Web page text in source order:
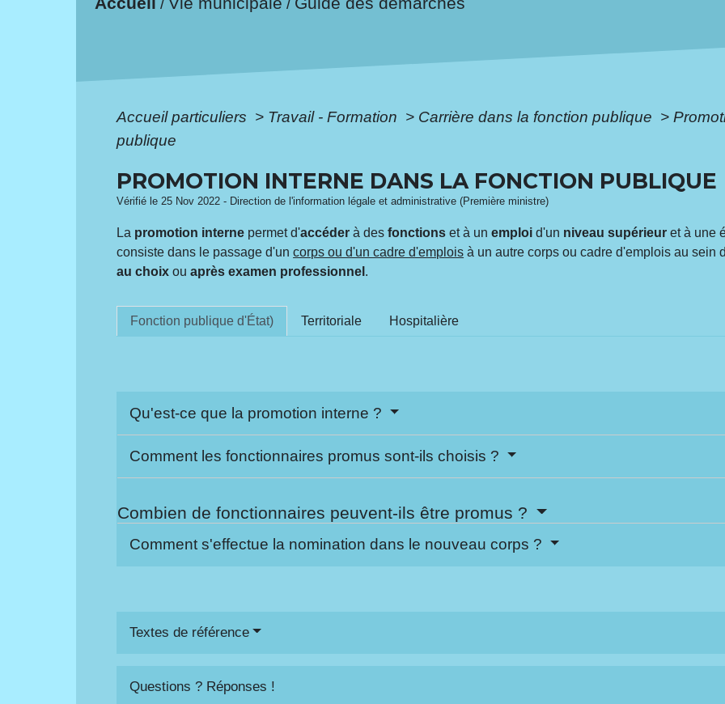
/ /
Accueil particuliers > Travail - Formation > Carrière dans la fonction publique >
publique
PROMOTION INTERNE DANS LA FONCTION PUBLIQUE
Vérifié le 25 Nov 2022 - Direction de l'information légale et administrative (Première ministre)
La promotion interne permet d'accéder à desfonctions et à unemploid'un niveau supérieuret à une
consiste dans le passage d'uncorps ou d'un cadre d'emplois à un autre corps ou cadre d'emplois au sein
au choix ouaprès examen professionnel .
Fonction publique d'État) Territoriale Hospitalière
Qu'est-ce que la promotion interne ?
Comment les fonctionnaires promus sont-ils choisis ?
Combien de fonctionnaires peuvent-ils être promus ?
Comment s'effectue la nomination dans le nouveau corps ?
Textes de référence
Questions ? Réponses !